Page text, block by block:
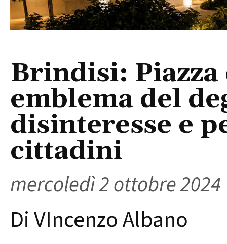
Brindisi: Piazza
emblema del
disinteresse e
cittadini
mercoledì 2 ottobre 2024
Di VIncenzo Albano